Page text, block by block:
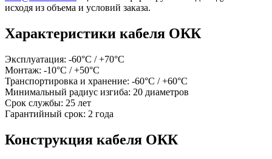
исходя из объема и условий заказа.
Характеристики кабеля ОКК
Эксплуатация: -60°С / +70°С
Монтаж: -10°С / +50°С
Транспортировка и хранение: -60°С / +60°С
Минимальный радиус изгиба: 20 диаметров
Срок службы: 25 лет
Гарантийный срок: 2 года
Конструкция кабеля ОКК